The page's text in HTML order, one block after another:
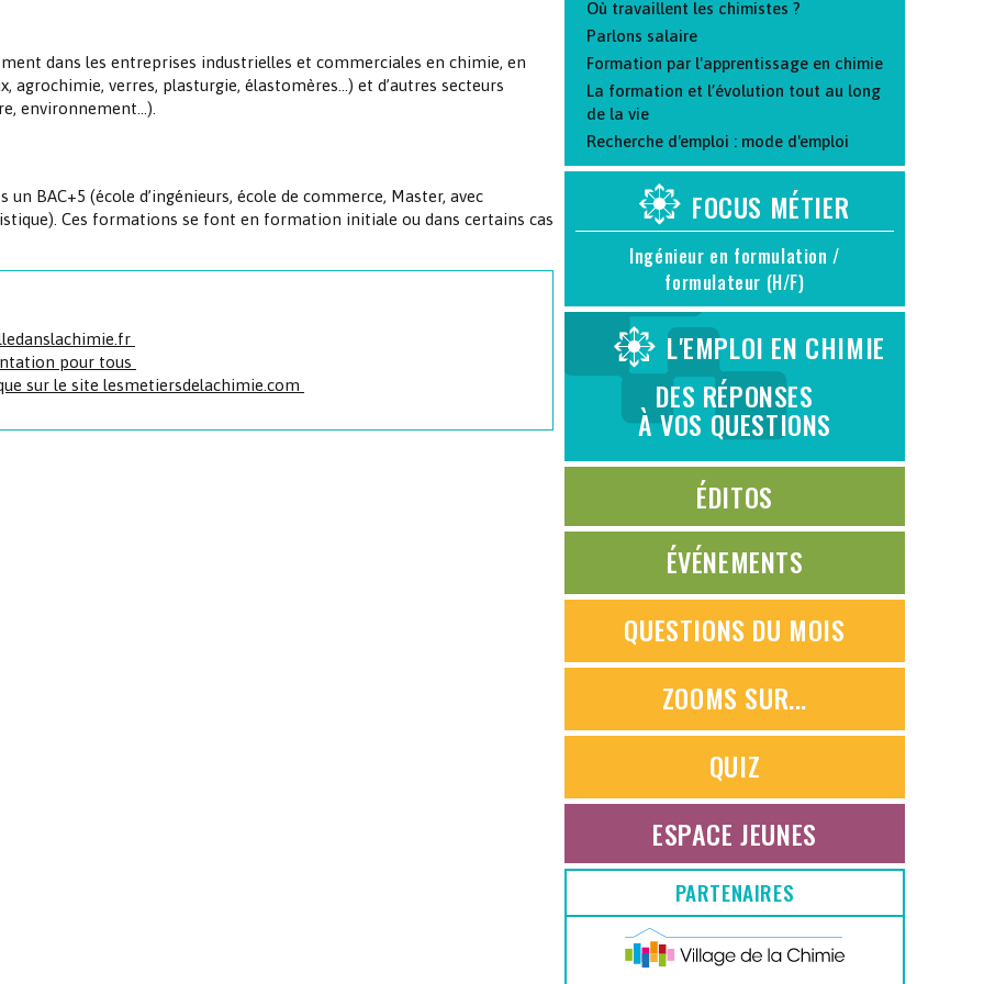
dans les entreprises industrielles et commerciales en chimie, en
agrochimie, verres, plasturgie, élastomères…) et d’autres secteurs
environnement…).
BAC+5 (école d’ingénieurs, école de commerce, Master, avec
Ces formations se font en formation initiale ou dans certains cas
pour tous
sur le site lesmetiersdelachimie.com
Où travaillent les chimistes ?
Parlons salaire
Formation par l'apprentissage en chimie
La formation et l’évolution tout au long
de la vie
Recherche d'emploi : mode d'emploi
FOCUS MÉTIER
Ingénieur en formulation /
formulateur (H/F)
L'EMPLOI EN CHIMIE
DES RÉPONSES
À VOS QUESTIONS
ÉDITOS
ÉVÉNEMENTS
QUESTIONS DU MOIS
ZOOMS SUR...
QUIZ
ESPACE JEUNES
PARTENAIRES